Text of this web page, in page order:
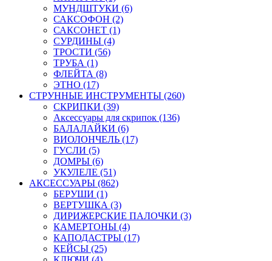
МУНДШТУКИ (6)
САКСОФОН (2)
САКСОНЕТ (1)
СУРДИНЫ (4)
ТРОСТИ (56)
ТРУБА (1)
ФЛЕЙТА (8)
ЭТНО (17)
СТРУННЫЕ ИНСТРУМЕНТЫ (260)
СКРИПКИ (39)
Аксессуары для скрипок (136)
БАЛАЛАЙКИ (6)
ВИОЛОНЧЕЛЬ (17)
ГУСЛИ (5)
ДОМРЫ (6)
УКУЛЕЛЕ (51)
АКСЕССУАРЫ (862)
БЕРУШИ (1)
ВЕРТУШКА (3)
ДИРИЖЕРСКИЕ ПАЛОЧКИ (3)
КАМЕРТОНЫ (4)
КАПОДАСТРЫ (17)
КЕЙСЫ (25)